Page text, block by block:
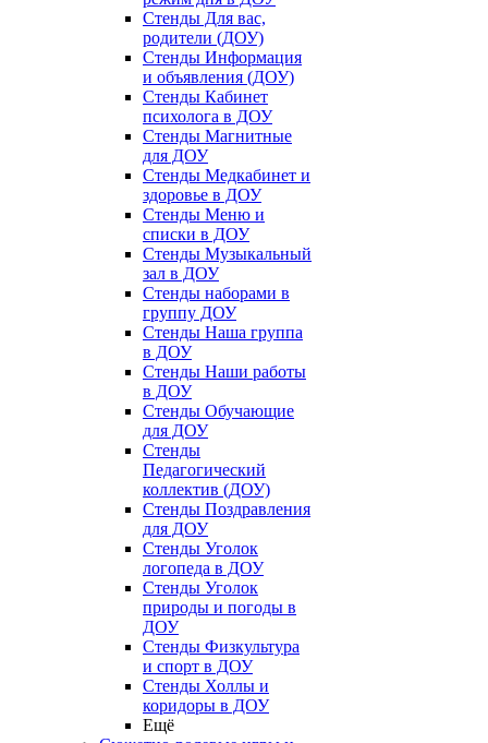
Стенды Для вас,
родители (ДОУ)
Стенды Информация
и объявления (ДОУ)
Стенды Кабинет
психолога в ДОУ
Стенды Магнитные
для ДОУ
Стенды Медкабинет и
здоровье в ДОУ
Стенды Меню и
списки в ДОУ
Стенды Музыкальный
зал в ДОУ
Стенды наборами в
группу ДОУ
Стенды Наша группа
в ДОУ
Стенды Наши работы
в ДОУ
Стенды Обучающие
для ДОУ
Стенды
Педагогический
коллектив (ДОУ)
Стенды Поздравления
для ДОУ
Стенды Уголок
логопеда в ДОУ
Стенды Уголок
природы и погоды в
ДОУ
Стенды Физкультура
и спорт в ДОУ
Стенды Холлы и
коридоры в ДОУ
Ещё